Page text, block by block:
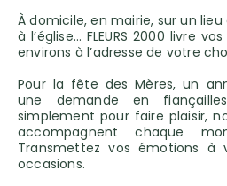
À domicile, en mairie, sur un
à l’église… FLEURS 2000 livre
environs à l’adresse de votre
Pour la fête des Mères, un
une demande en
simplement pour faire plaisir,
accompagnent chaque
Transmettez vos émotions à
occasions.